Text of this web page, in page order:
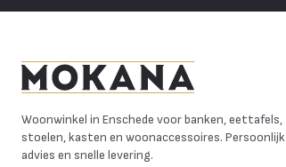
Woonwinkel in Enschede voor banken, eettafels,
stoelen, kasten en woonaccessoires. Persoonlijk
advies en snelle levering.